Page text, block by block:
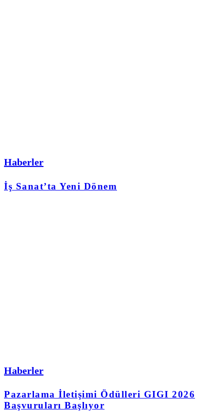
Haberler
İş Sanat’ta Yeni Dönem
Haberler
Pazarlama İletişimi Ödülleri GIGI 2026
Başvuruları Başlıyor